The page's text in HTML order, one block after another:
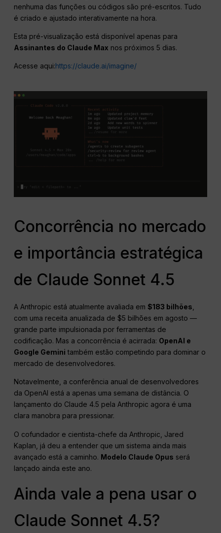
nenhuma das funções ou códigos são pré-escritos. Tudo
é criado e ajustado interativamente na hora.
Esta pré-visualização está disponível apenas para
Assinantes do Claude Max nos próximos 5 dias.
Acesse aqui:https://claude.ai/imagine/
Concorrência no mercado
e importância estratégica
de Claude Sonnet 4.5
A Anthropic está atualmente avaliada em$183 bilhões
com uma receita anualizada de $5 bilhões em agosto —
grande parte impulsionada por ferramentas de
codificação. Mas a concorrência é acirrada: OpenAI e
Google Gemini também estão competindo para dominar o
mercado de desenvolvedores.
Notavelmente, a conferência anual de desenvolvedores
da OpenAI está a apenas uma semana de distância. O
lançamento do Claude 4.5 pela Anthropic agora é uma
clara manobra para pressionar.
O cofundador e cientista-chefe da Anthropic, Jared
Kaplan, já deu a entender que um sistema ainda mais
avançado está a caminho. Modelo Claude Opus será
lançado ainda este ano.
Ainda vale a pena usar o
Claude Sonnet 4.5?